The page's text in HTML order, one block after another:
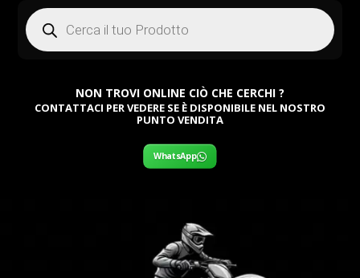
Products
search
NON TROVI ONLINE CIÒ CHE CERCHI ?
CONTATTACI PER VEDERE SE È DISPONIBILE NEL NOSTRO
PUNTO VENDITA
WhatsApp